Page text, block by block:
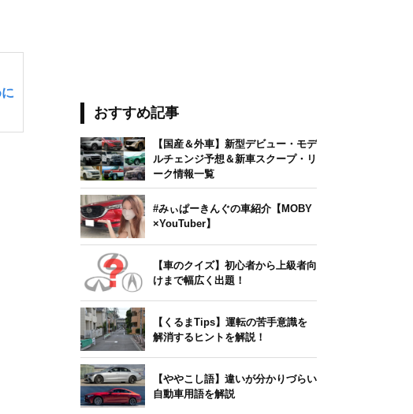
おすすめ記事
【国産＆外車】新型デビュー・モデ
ルチェンジ予想＆新車スクープ・リ
ーク情報一覧
#みぃぱーきんぐの車紹介【MOBY
×YouTuber】
【車のクイズ】初心者から上級者向
けまで幅広く出題！
【くるまTips】運転の苦手意識を
解消するヒントを解説！
【ややこし語】違いが分かりづらい
自動車用語を解説